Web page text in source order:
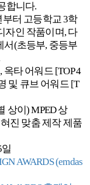
합니다.
터 고등학교 3학
자인 작품이며, 다
서(초등부, 중등부
타 어워드 [TOP 4
및 큐브 어워드 [T
상이) MPED 상
진 맞춤 제작 제품
AWARDS (emdas